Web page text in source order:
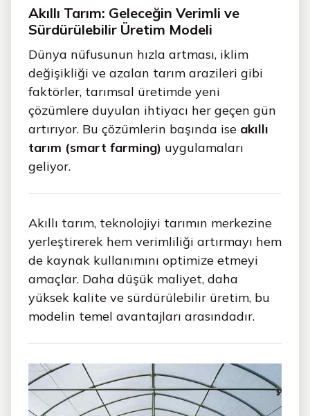
Akıllı Tarım: Geleceğin Verimli ve
Sürdürülebilir Üretim Modeli
Dünya nüfusunun hızla artması, iklim
değişikliği ve azalan tarım arazileri gibi
faktörler, tarımsal üretimde yeni
çözümlere duyulan ihtiyacı her geçen gün
artırıyor. Bu çözümlerin başında ise akıllı
tarım (smart farming) uygulamaları
geliyor.
Akıllı tarım, teknolojiyi tarımın merkezine
yerleştirerek hem verimliliği artırmayı hem
de kaynak kullanımını optimize etmeyi
amaçlar. Daha düşük maliyet, daha
yüksek kalite ve sürdürülebilir üretim, bu
modelin temel avantajları arasındadır.